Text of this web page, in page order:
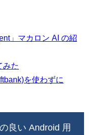
」マカロン AI の紹
みた
を使わずに
良い Android 用